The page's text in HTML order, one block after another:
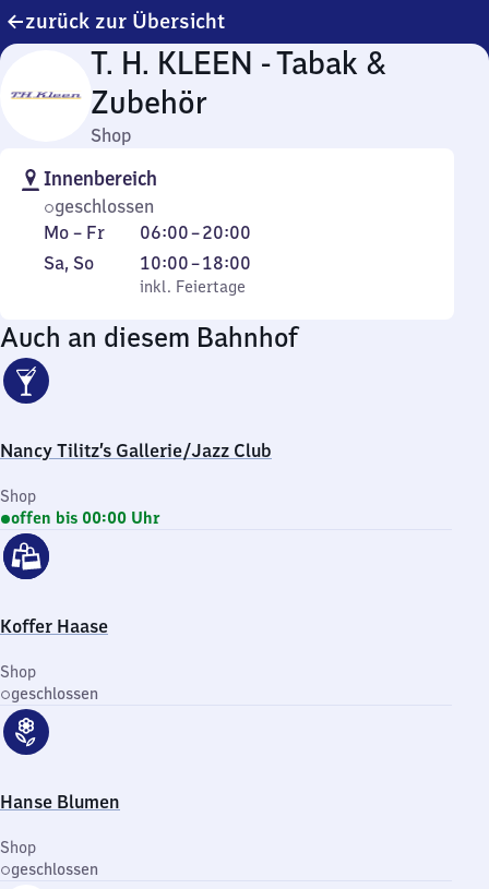
zurück zur Übersicht
T. H. KLEEN - Tabak &
Zubehör
Shop
Innenbereich
geschlossen
Montag
bis
Mo – Fr 06:00–20:00
Von
6
Uhr
20
Samstag
Sa, So,
inkl. Feiertage
10:00–18:00
Von
10
bis
inkl. Feiertage
Auch an diesem Bahnhof
Nancy Tilitz’s Gallerie/Jazz Club
Shop
offen bis 00:00 Uhr
Koffer Haase
Shop
geschlossen
Hanse Blumen
Shop
geschlossen